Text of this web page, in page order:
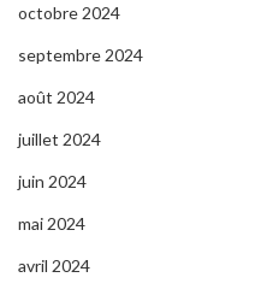
octobre 2024
septembre 2024
août 2024
juillet 2024
juin 2024
mai 2024
avril 2024